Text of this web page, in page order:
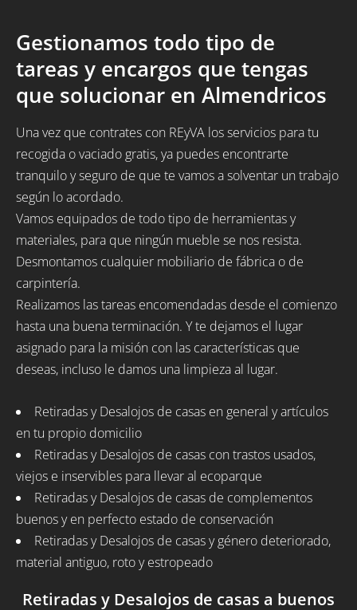
Gestionamos todo tipo de
tareas y encargos que tengas
que solucionar en Almendricos
Una vez que contrates con REyVA los servicios para tu
recogida o vaciado gratis, ya puedes encontrarte
tranquilo y seguro de que te vamos a solventar un trabajo
según lo acordado.
Vamos equipados de todo tipo de herramientas y
materiales, para que ningún mueble se nos resista.
Desmontamos cualquier mobiliario de fábrica o de
carpintería.
Realizamos las tareas encomendadas desde el comienzo
hasta una buena terminación. Y te dejamos el lugar
asignado para la misión con las características que
deseas, incluso le damos una limpieza al lugar.
Retiradas y Desalojos de casas en general y artículos
en tu propio domicilio
Retiradas y Desalojos de casas con trastos usados,
viejos e inservibles para llevar al ecoparque
Retiradas y Desalojos de casas de complementos
buenos y en perfecto estado de conservación
Retiradas y Desalojos de casas y género deteriorado,
material antiguo, roto y estropeado
Retiradas y Desalojos de casas a buenos